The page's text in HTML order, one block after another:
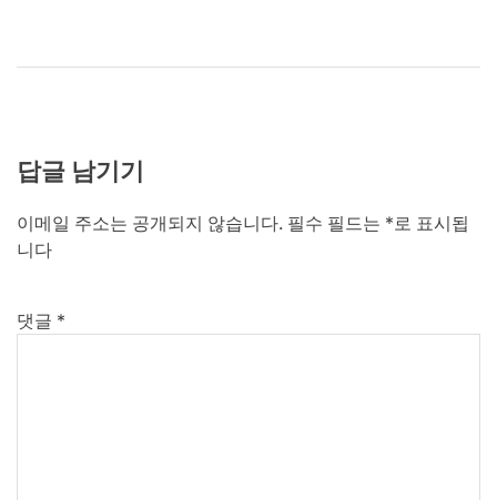
답글 남기기
이메일 주소는 공개되지 않습니다. 필수 필드는 *로 표시됩
니다
댓글 *